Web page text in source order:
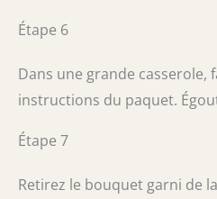
Étape 6
Dans une grande casserole,
instructions du paquet.
Étape 7
Retirez le bouquet garni de